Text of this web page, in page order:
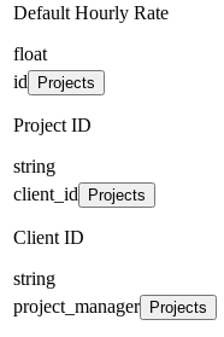
Default Hourly Rate
float
id
Projects
Project ID
string
client_id
Projects
Client ID
string
project_manager
Projects